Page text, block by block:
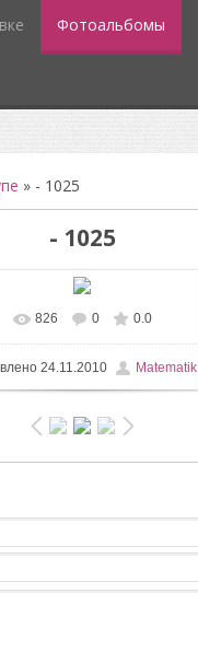
Фотоальбомы
» - 1025
- 1025
В реальном размере
564x1008/ 55.2Kb
826 0 0.0
24.11.2010 Matematik